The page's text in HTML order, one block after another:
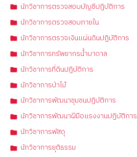
นักวิชาการตรวจสอบบัญชีปฏิบัติการ
นักวิชาการตรวจสอบภายใน
นักวิชาการตรวจเงินแผ่นดินปฏิบัติการ
นักวิชาการทรัพยากรน้ำบาดาล
นักวิชาการที่ดินปฏิบัติการ
นักวิชาการป่าไม้
นักวิชาการพัฒนาชุมชนปฏิบัติการ
นักวิชาการพัฒนาฝีมือแรงงานปฏิบัติการ
นักวิชาการพัสดุ
นักวิชาการยุติธรรม